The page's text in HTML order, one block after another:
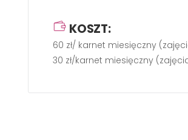
KOSZT:
60 zł/ karnet miesięczny
30 zł/karnet miesięczny (zajęcia